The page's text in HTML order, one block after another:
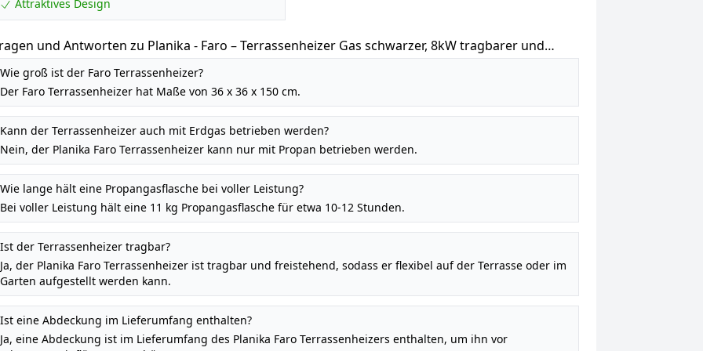
Attraktives Design
und Antworten zu Planika - Faro – Terrassenheizer Gas schwarzer, 8kW tragbarer und
Propan Heizpilz für Ihren Garten und Terrasse (Faro + Abdeckung), 36 x 36 x 150 cm
Wie groß ist der Faro Terrassenheizer?
Der Faro Terrassenheizer hat Maße von 36 x 36 x 150 cm.
Kann der Terrassenheizer auch mit Erdgas betrieben werden?
Nein, der Planika Faro Terrassenheizer kann nur mit Propan betrieben werden.
Wie lange hält eine Propangasflasche bei voller Leistung?
Bei voller Leistung hält eine 11 kg Propangasflasche für etwa 10-12 Stunden.
Ist der Terrassenheizer tragbar?
Ja, der Planika Faro Terrassenheizer ist tragbar und freistehend, sodass er flexibel auf der Terrasse oder im
Garten aufgestellt werden kann.
Ist eine Abdeckung im Lieferumfang enthalten?
Ja, eine Abdeckung ist im Lieferumfang des Planika Faro Terrassenheizers enthalten, um ihn vor